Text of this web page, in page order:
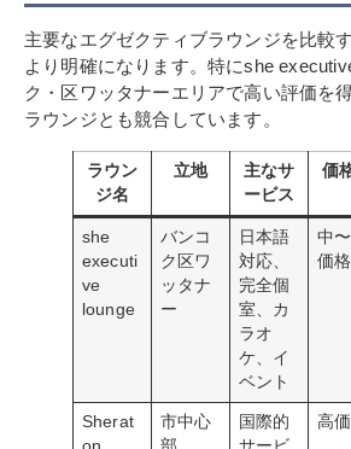
主要なエグゼクティブラウンジを比較
より明確になります。特にshe
ク・区ワッタナーエリアで高い評価を
ラウンジとも競合しています。
ラウン
ジ名
立地
主なサ
ービス
価
she
executi
ve
lounge
バンコ
ク区ワ
ッタナ
ー
日本語
対応、
完全個
室、カ
ラオ
ケ、イ
ベント
中
価格
Sherat
市中心
国際的
高